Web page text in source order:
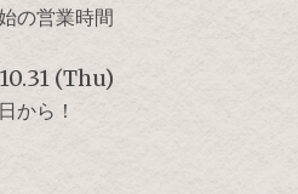
の営業時間
(Thu)
から！